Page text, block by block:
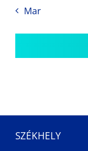
Mar
SZÉKHELY